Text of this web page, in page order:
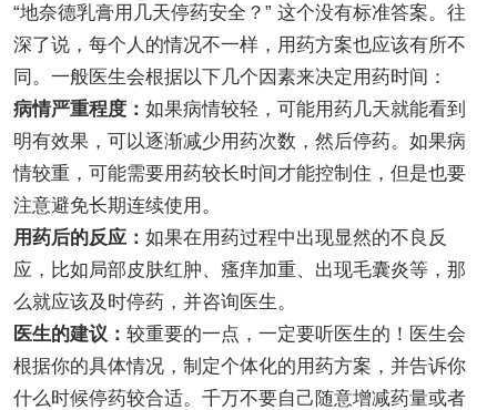
“地奈德乳膏用几天停药安全？” 这个没有标准答案。往
深了说，每个人的情况不一样，用药方案也应该有所不
同。一般医生会根据以下几个因素来决定用药时间：
病情严重程度： 如果病情较轻，可能用药几天就能看到
明有效果，可以逐渐减少用药次数，然后停药。如果病
情较重，可能需要用药较长时间才能控制住，但是也要
注意避免长期连续使用。
用药后的反应： 如果在用药过程中出现显然的不良反
应，比如局部皮肤红肿、瘙痒加重、出现毛囊炎等，那
么就应该及时停药，并咨询医生。
医生的建议： 较重要的一点，一定要听医生的！医生会
根据你的具体情况，制定个体化的用药方案，并告诉你
什么时候停药较合适。千万不要自己随意增减药量或者